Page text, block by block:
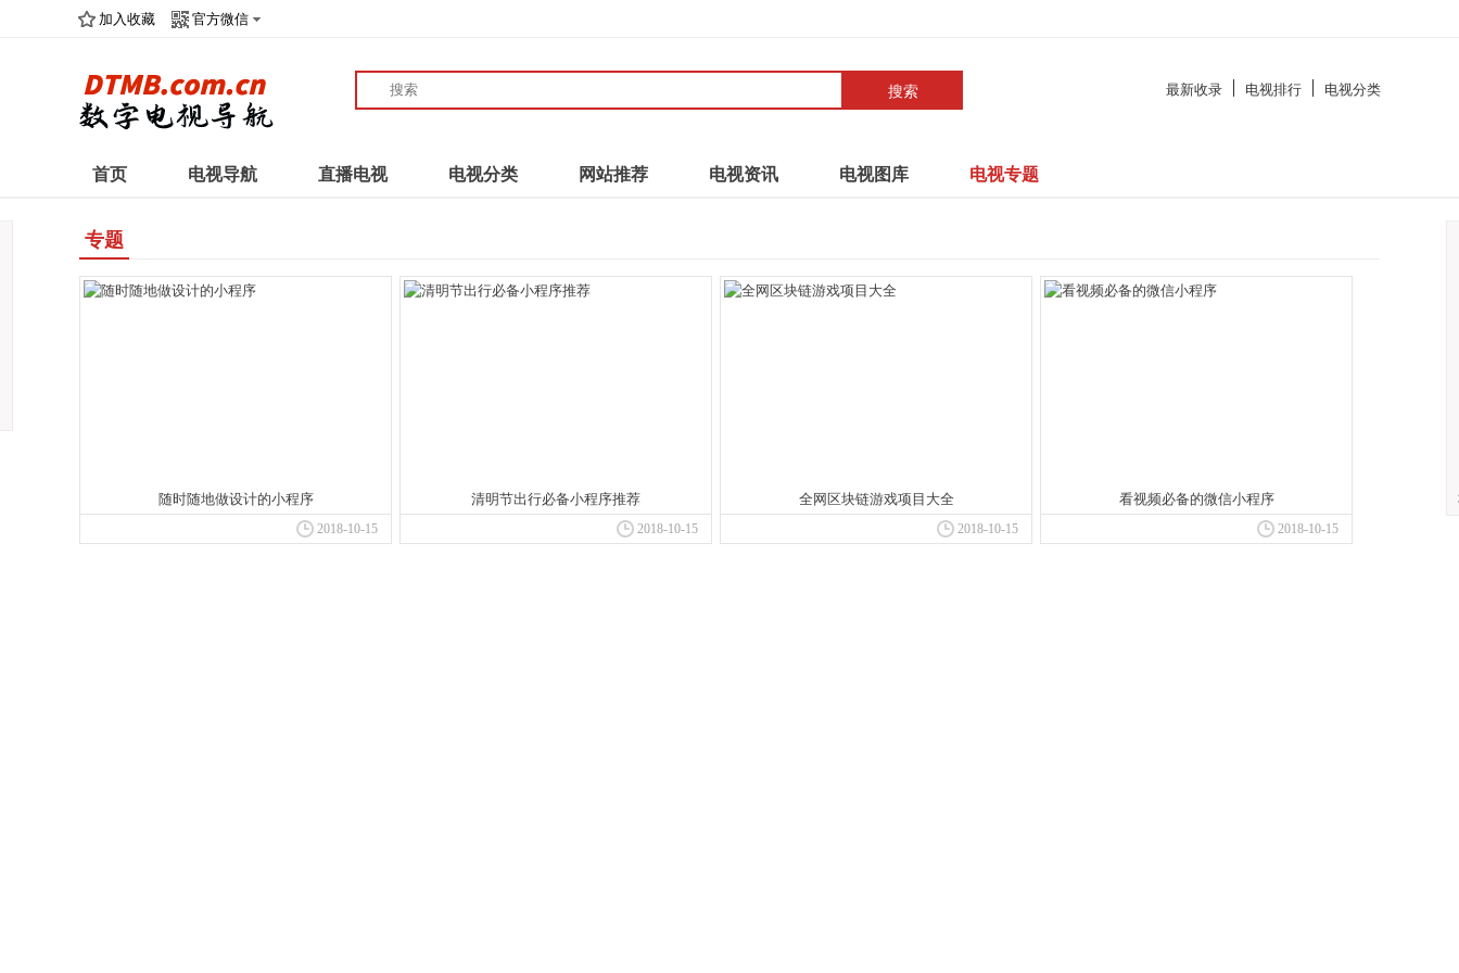
加入收藏 官方微信
搜索 最新收录 电视排行 电视分类
首页 电视导航 直播电视 电视分类 网站推荐 电视资讯 电视图库 电视专题
专题
随时随地做设计的小程序
2018-10-15
清明节出行必备小程序推荐
2018-10-15
全网区块链游戏项目大全
2018-10-15
看视频必备的微信小程序
2018-10-15